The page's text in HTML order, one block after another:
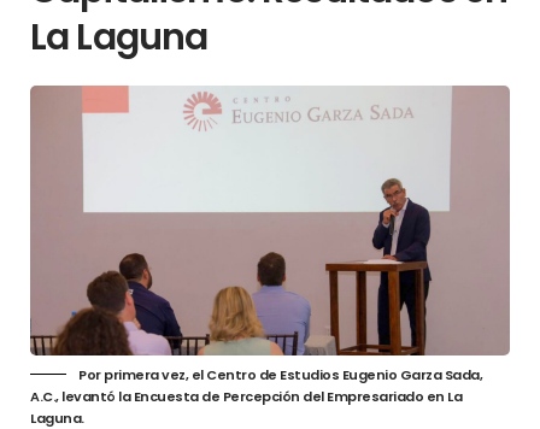
La Laguna
Por primera vez, el Centro de Estudios Eugenio Garza Sada,
A.C., levantó la Encuesta de Percepción del Empresariado en La
Laguna.